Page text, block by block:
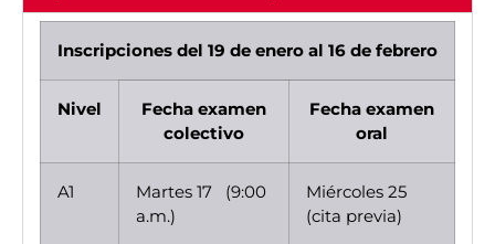
Inscripciones del 19 de enero al 16 de febrero
Nivel
Fecha examen
colectivo
Fecha examen
oral
A1
Martes 17 (9:00
a.m.)
Miércoles 25
(cita previa)